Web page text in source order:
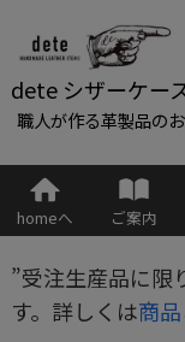
dete シザーケー
職人が作る革製品の
homeへ ご案内
”受注生産品に限
す。詳しくは商